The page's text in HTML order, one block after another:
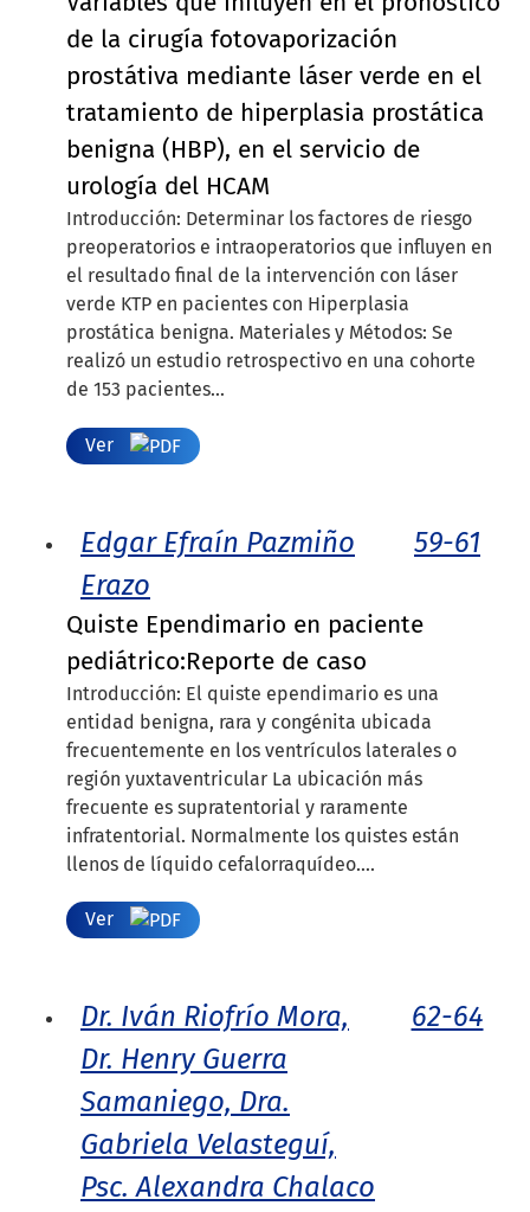
de la cirugía fotovaporización
prostátiva mediante láser verde en el
tratamiento de hiperplasia prostática
benigna (HBP), en el servicio de
urología del HCAM
Introducción: Determinar los factores de riesgo
preoperatorios e intraoperatorios que influyen en
el resultado final de la intervención con láser
verde KTP en pacientes con Hiperplasia
prostática benigna. Materiales y Métodos: Se
realizó un estudio retrospectivo en una cohorte
de 153 pacientes...
Ver
Edgar Efraín Pazmiño
Erazo
59-61
Quiste Ependimario en paciente
pediátrico:Reporte de caso
Introducción: El quiste ependimario es una
entidad benigna, rara y congénita ubicada
frecuentemente en los ventrículos laterales o
región yuxtaventricular La ubicación más
frecuente es supratentorial y raramente
infratentorial. Normalmente los quistes están
llenos de líquido cefalorraquídeo....
Ver
Dr. Iván Riofrío Mora,
Dr. Henry Guerra
Samaniego, Dra.
Gabriela Velasteguí,
Psc. Alexandra Chalaco
62-64